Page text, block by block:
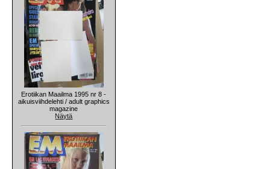
Erotiikan Maailma 1995 nr 8 -
aikuisviihdelehti / adult graphics
magazine
Näytä